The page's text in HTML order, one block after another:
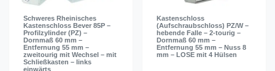
Schweres Rheinisches
Kastenschloss Bever 85P –
Profilzylinder (PZ) –
Dornmaß 60 mm –
Entfernung 55 mm –
zweitourig mit Wechsel – mit
Schließkasten – links
einwärts
Kastenschloss
(Aufschraubschloss) PZ/W –
hebende Falle – 2-tourig –
Dornmaß 60 mm –
Entfernung 55 mm – Nuss 8
mm – LOSE mit 4 Hülsen